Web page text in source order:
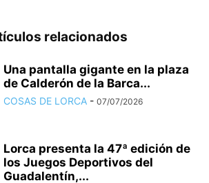
relacionados
Una pantalla gigante en la plaza
de Calderón de la Barca...
COSAS DE LORCA - 07/07/2026
Lorca presenta la 47ª edición de
los Juegos Deportivos del
Guadalentín,...